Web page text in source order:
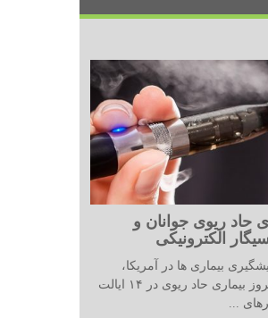
حاد ریوی جوانان و
الکترونیکی
بیماری ها در آمریکا،
عامل احتمالی بروز بیماری حاد ریوی در ۱۴ ایالت
...